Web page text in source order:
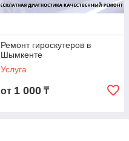
Ремонт гироскутеров в
Шымкенте
Услуга
от 1 000 ₸